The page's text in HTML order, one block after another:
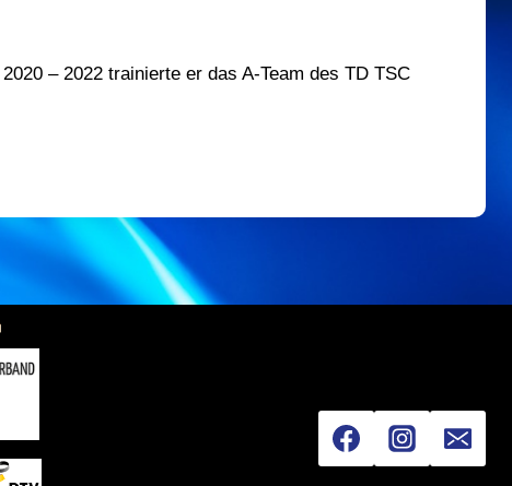
– 2022 trainierte er das A-Team des TD TSC